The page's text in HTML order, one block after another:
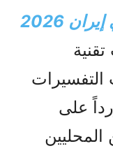
2026
التفسيرات
على